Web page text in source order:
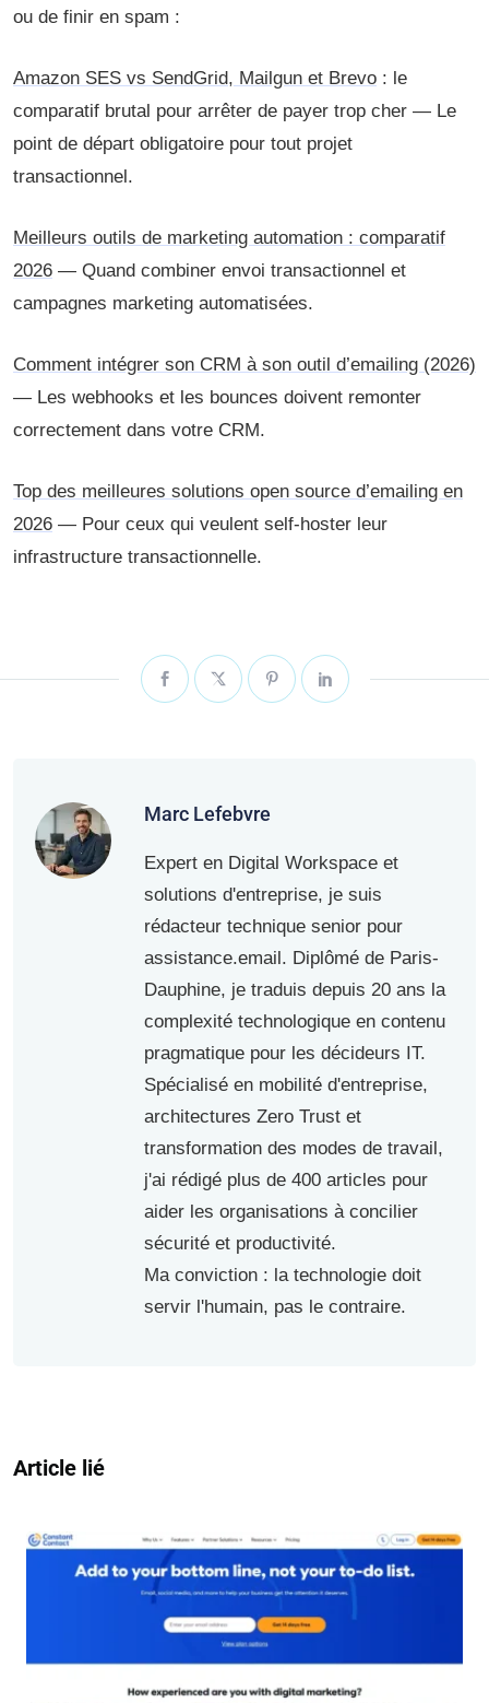
ou de finir en spam :
Amazon SES vs SendGrid, Mailgun et Brevo : le
comparatif brutal pour arrêter de payer trop cher — Le
point de départ obligatoire pour tout projet
transactionnel.
Meilleurs outils de marketing automation : comparatif
2026 — Quand combiner envoi transactionnel et
campagnes marketing automatisées.
Comment intégrer son CRM à son outil d’emailing (2026)
— Les webhooks et les bounces doivent remonter
correctement dans votre CRM.
Top des meilleures solutions open source d’emailing en
2026 — Pour ceux qui veulent self-hoster leur
infrastructure transactionnelle.
Marc Lefebvre
Expert en Digital Workspace et
solutions d'entreprise, je suis
rédacteur technique senior pour
assistance.email. Diplômé de Paris-
Dauphine, je traduis depuis 20 ans la
complexité technologique en contenu
pragmatique pour les décideurs IT.
Spécialisé en mobilité d'entreprise,
architectures Zero Trust et
transformation des modes de travail,
j'ai rédigé plus de 400 articles pour
aider les organisations à concilier
sécurité et productivité.
Ma conviction : la technologie doit
servir l'humain, pas le contraire.
Article lié